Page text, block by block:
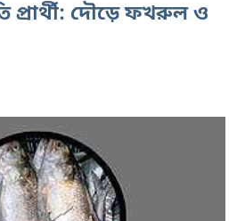
প্রার্থী: দৌড়ে ফখরুল ও